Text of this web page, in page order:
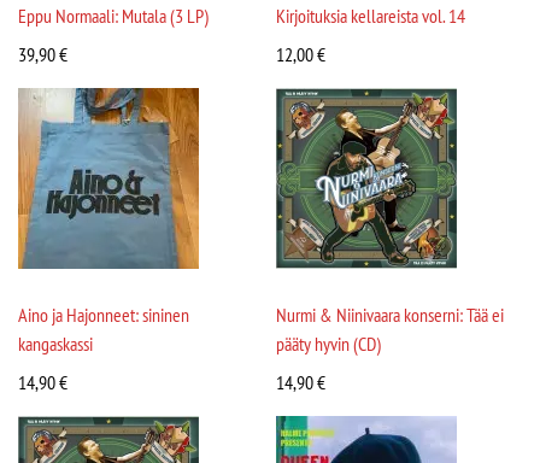
Eppu Normaali: Mutala (3 LP)
39,90€
Kirjoituksia kellareista vol. 14
12,00€
Aino ja Hajonneet: sininen
kangaskassi
14,90€
Nurmi & Niinivaara konserni: Tää ei
pääty hyvin (CD)
14,90€